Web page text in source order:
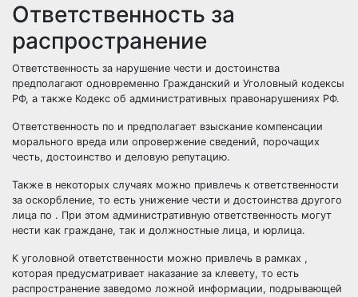
Ответственность за
распространение
Ответственность за нарушение чести и достоинства
предполагают одновременно Гражданский и Уголовный кодексы
РФ, а также Кодекс об административных правонарушениях РФ.
Ответственность по и предполагает взыскание компенсации
морального вреда или опровержение сведений, порочащих
честь, достоинство и деловую репутацию.
Также в некоторых случаях можно привлечь к ответственности
за оскорбление, то есть унижение чести и достоинства другого
лица по . При этом административную ответственность могут
нести как граждане, так и должностные лица, и юрлица.
К уголовной ответственности можно привлечь в рамках ,
которая предусматривает наказание за клевету, то есть
распространение заведомо ложной информации, подрывающей